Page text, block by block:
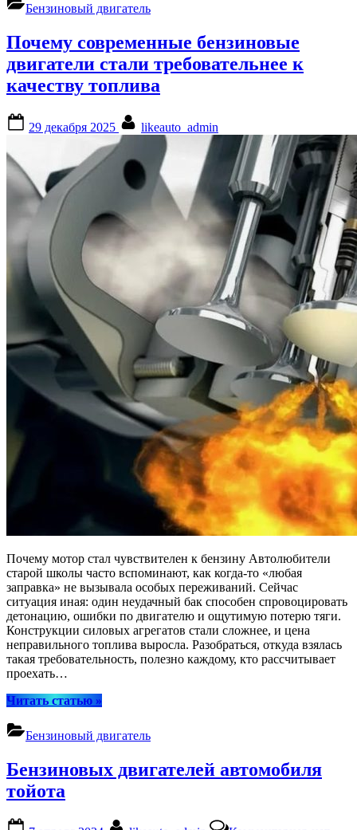
вид
точка
перезагрузки
автоиндустрии”
Бензиновый двигатель
Почему современные бензиновые
двигатели стали требовательнее к
качеству топлива
on
29 декабря 2025 likeauto_admin
Почему мотор стал чувствителен к бензину Автолюбители
старой школы часто вспоминают, как когда‑то «любая
заправка» не вызывала особых переживаний. Сейчас
ситуация иная: один неудачный бак способен спровоцировать
детонацию, ошибки по двигателю и ощутимую потерю тяги.
Конструкции силовых агрегатов стали сложнее, и цена
неправильного топлива выросла. Разобраться, откуда взялась
такая требовательность, полезно каждому, кто рассчитывает
проехать…
Читать статью“Почему
двигатели
требовательнее
»
Бензиновый двигатель
Бензиновых двигателей автомобиля
тойота